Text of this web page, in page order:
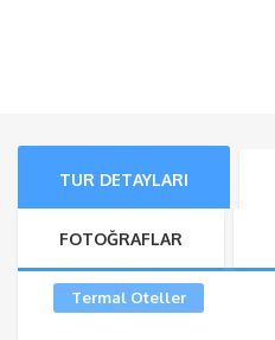
TUR DETAYLARI
FOTOĞRAFLAR
Termal Oteller